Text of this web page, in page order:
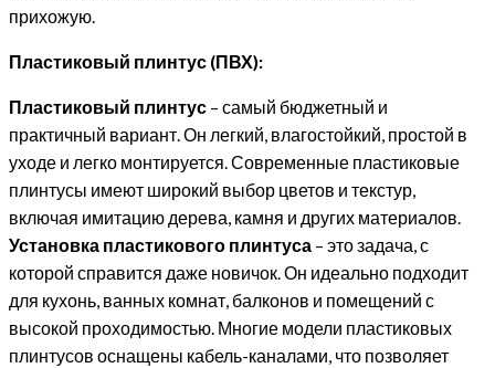
прихожую.
Пластиковый плинтус (ПВХ):
Пластиковый плинтус – самый бюджетный и
практичный вариант. Он легкий, влагостойкий, простой в
уходе и легко монтируется. Современные пластиковые
плинтусы имеют широкий выбор цветов и текстур,
включая имитацию дерева, камня и других материалов.
Установка пластикового плинтуса – это задача, с
которой справится даже новичок. Он идеально подходит
для кухонь, ванных комнат, балконов и помещений с
высокой проходимостью. Многие модели пластиковых
плинтусов оснащены кабель-каналами, что позволяет